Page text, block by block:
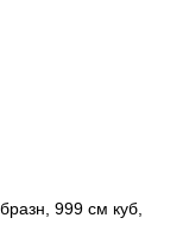
999 см куб,